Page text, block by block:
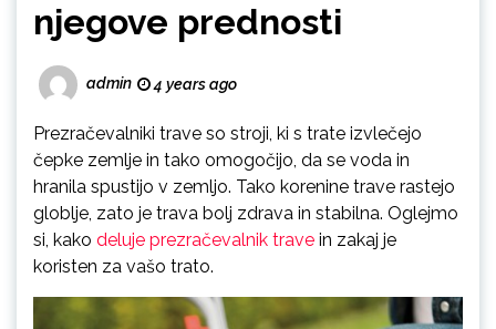
njegove prednosti
admin 4 years ago
Prezračevalniki trave so stroji, ki s trate izvlečejo
čepke zemlje in tako omogočijo, da se voda in
hranila spustijo v zemljo. Tako korenine trave rastejo
globlje, zato je trava bolj zdrava in stabilna. Oglejmo
si, kako deluje prezračevalnik trave in zakaj je
koristen za vašo trato.